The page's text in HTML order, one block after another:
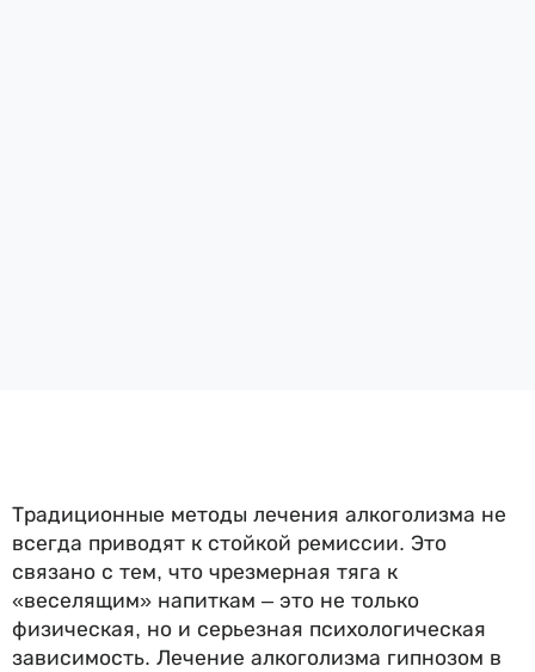
Традиционные методы лечения алкоголизма не
всегда приводят к стойкой ремиссии. Это
связано с тем, что чрезмерная тяга к
«веселящим» напиткам – это не только
физическая, но и серьезная психологическая
зависимость. Лечение алкоголизма гипнозом в